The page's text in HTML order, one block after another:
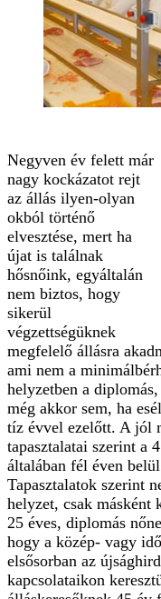
Negyven év felett már
nagy kockázatot rejt
az állás ilyen-olyan
okból történő
elvesztése, mert ha
újat is találnak
hősnőink, egyáltalán
nem biztos, hogy
sikerül
végzettségüknek
megfelelő állásra
ami nem a
helyzetben a
még akkor sem, ha
tíz évvel ezelőtt. A jól
tapasztalatai szerint a
általában fél éven
Tapasztalatok szerint
helyzet, csak másként
25 éves, diplomás
hogy a közép- vagy
elsősorban az
kapcsolataikon